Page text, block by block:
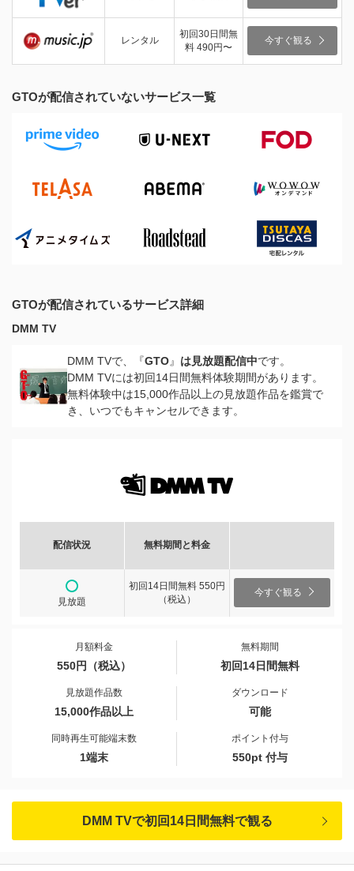
レンタル
初回30日間無
料 490円〜
今すぐ観る
GTOが配信されていないサービス一覧
GTOが配信されているサービス詳細
DMM TV
DMM TVで、『GTO』 は見放題配信中です。
DMM TVには初回14日間無料体験期間があります。
無料体験中は15,000作品以上の見放題作品を鑑賞で
き、いつでもキャンセルできます。
配信状況 無料期間と料金
見放題
初回14日間無料 550円
（税込）
今すぐ観る
月額料金
550円（税込）
無料期間
初回14日間無料
見放題作品数
15,000作品以上
ダウンロード
可能
同時再生可能端末数
1端末
ポイント付与
550pt 付与
DMM TVで初回14日間無料で観る